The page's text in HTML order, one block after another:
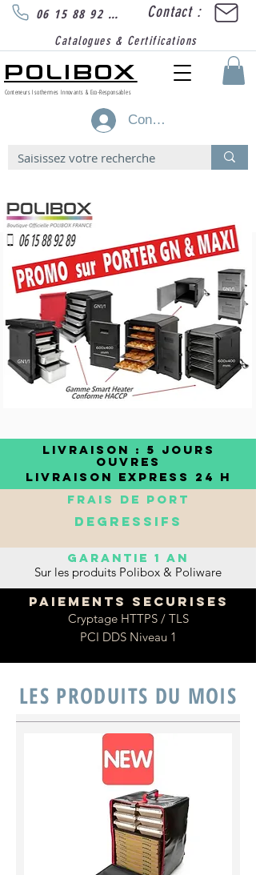
POLIBOX
Conteneurs Isothermes Innovants & Eco-Responsables
06 15 88 92 89 Contact :
Catalogues & Certifications
Connexion
LIVRAISON : 5 Jours
OUVRES
​LIVRAISON EXPRESS 24 H
FRAIS DE PORT
DEGRESSIFS
GaraNTIE 1 an
Sur les produits Polibox & Poliware
PAIEMENTS SECURISES
Cryptage HTTPS / TLS
PCI DDS Niveau 1
LES PRODUITS DU MOIS